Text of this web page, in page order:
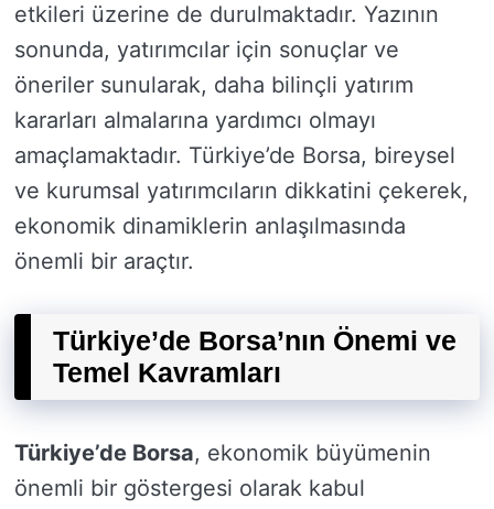
etkileri üzerine de durulmaktadır. Yazının
sonunda, yatırımcılar için sonuçlar ve
öneriler sunularak, daha bilinçli yatırım
kararları almalarına yardımcı olmayı
amaçlamaktadır. Türkiye’de Borsa, bireysel
ve kurumsal yatırımcıların dikkatini çekerek,
ekonomik dinamiklerin anlaşılmasında
önemli bir araçtır.
Türkiye’de Borsa’nın Önemi ve
Temel Kavramları
Türkiye’de Borsa, ekonomik büyümenin
önemli bir göstergesi olarak kabul